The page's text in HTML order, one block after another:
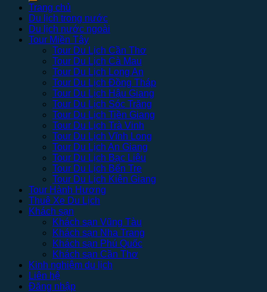
Trang chủ
Du lịch trong nước
Du lịch nước ngoài
Tour Miền Tây
Tour Du Lịch Cần Thơ
Tour Du Lịch Cà Mau
Tour Du Lịch Long An
Tour Du Lịch Đồng Tháp
Tour Du Lịch Hậu Giang
Tour Du Lịch Sóc Trăng
Tour Du Lịch Tiền Giang
Tour Du Lịch Trà Vinh
Tour Du Lịch Vĩnh Long
Tour Du Lịch An Giang
Tour Du Lịch Bạc Liêu
Tour Du Lịch Bến Tre
Tour Du Lịch Kiên Giang
Tour Hành Hương
Thuê Xe Du Lịch
Khách sạn
Khách sạn Vũng Tàu
Khách sạn Nha Trang
Khách sạn Phú Quốc
Khách sạn Cần Thơ
Kinh nghiệm du lịch
Liên hệ
Đăng nhập